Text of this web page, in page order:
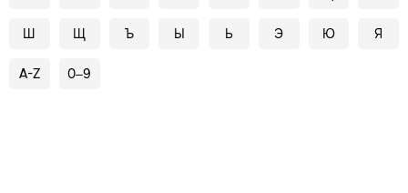
Ш Щ Ъ Ы Ь Э Ю Я
A-Z 0–9